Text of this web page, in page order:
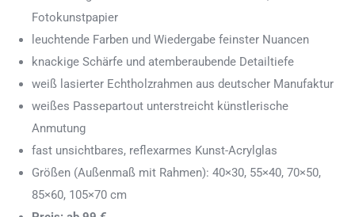
Fotokunstpapier
leuchtende Farben und Wiedergabe feinster Nuancen
knackige Schärfe und atemberaubende Detailtiefe
weiß lasierter Echtholzrahmen aus deutscher Manufaktur
weißes Passepartout unterstreicht künstlerische
Anmutung
fast unsichtbares, reflexarmes Kunst-Acrylglas
Größen (Außenmaß mit Rahmen): 40×30, 55×40, 70×50,
85×60, 105×70 cm